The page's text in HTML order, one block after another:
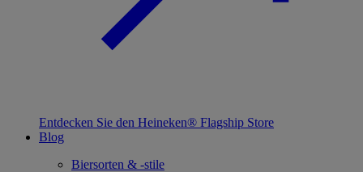
Entdecken Sie den Heineken® Flagship Store
Blog
Biersorten & -stile